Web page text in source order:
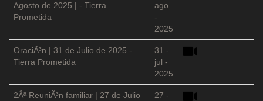
Agosto de 2025 | - Tierra
Prometida
ago
-
2025
OraciÃ³n | 31 de Julio de 2025 -
Tierra Prometida
31 -
jul -
2025
2Âª ReuniÃ³n familiar | 27 de Julio
27 -